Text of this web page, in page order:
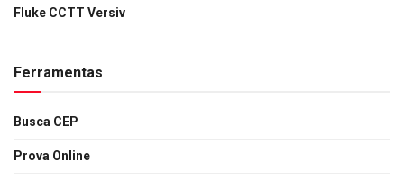
Fluke CCTT Versiv
Ferramentas
Busca CEP
Prova Online